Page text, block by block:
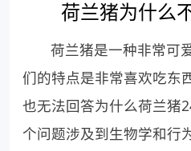
荷兰猪为什么
荷兰猪是一种非常可
们的特点是非常喜欢吃东
也无法回答为什么荷兰猪
个问题涉及到生物学和行